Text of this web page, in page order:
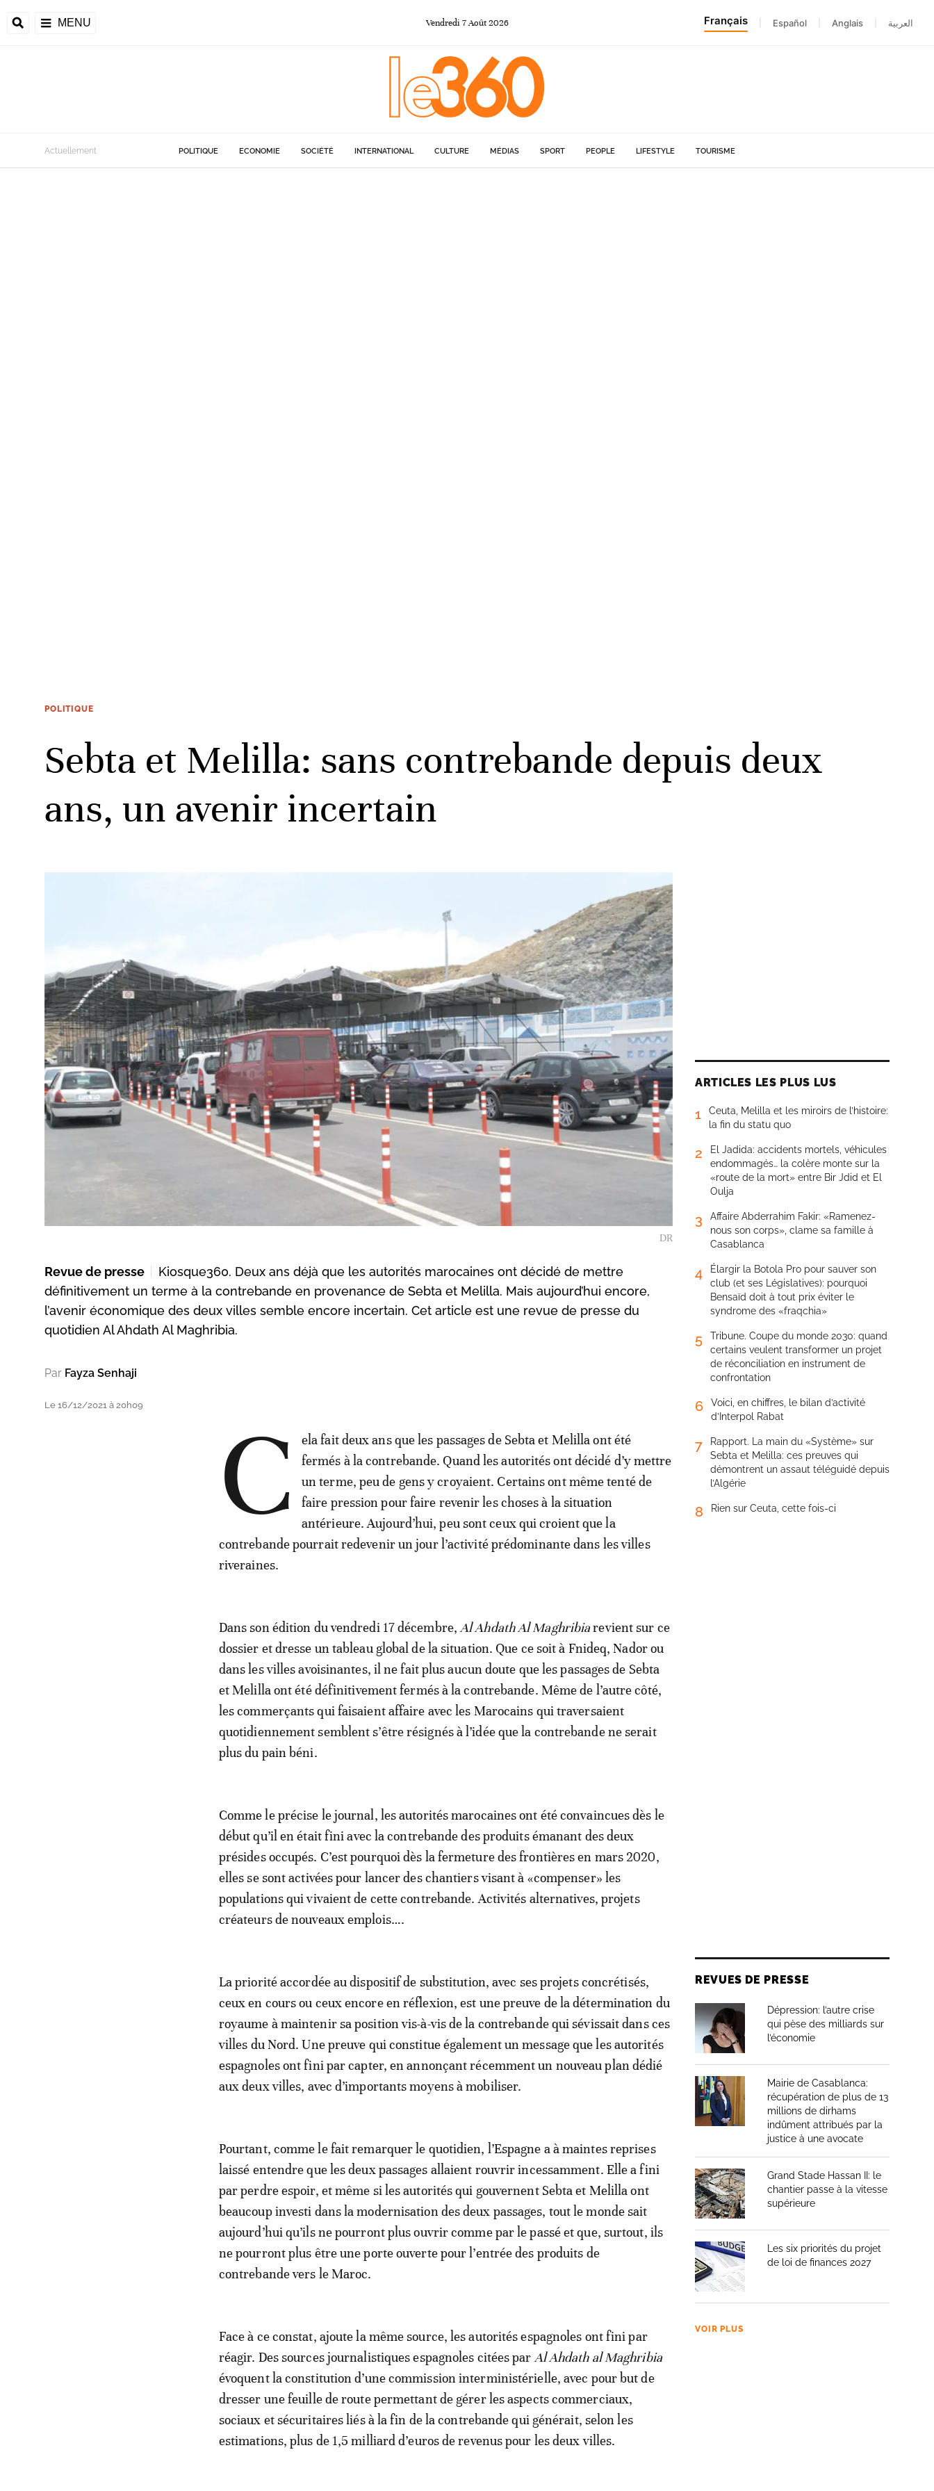
MENU Vendredi 7Août 2026 Français Español Anglais العربية
Actuellement POLITIQUE ECONOMIE SOCIÉTÉ INTERNATIONAL CULTURE MÉDIAS SPORT PEOPLE LIFESTYLE TOURISME
POLITIQUE
Sebta et Melilla: sans contrebande depuis deux
ans, un avenir incertain
DR
Revue de presse
Kiosque360. Deux ans déjà que les autorités marocaines ont décidé de mettre
définitivement un terme à la contrebande en provenance de Sebta et Melilla. Mais aujourd’hui encore,
l’avenir économique des deux villes semble encore incertain. Cet article est une revue de presse du
quotidien Al Ahdath Al Maghribia.
Par Fayza Senhaji
Le 16/12/2021 à 20h09 C
ela fait deux ans que les passages de Sebta et Melilla ont été
fermés à la contrebande. Quand les autorités ont décidé d’y mettre
un terme, peu de gens y croyaient. Certains ont même tenté de
faire pression pour faire revenir les choses à la situation
antérieure. Aujourd’hui, peu sont ceux qui croient que la
contrebande pourrait redevenir un jour l’activité prédominante dans les villes
riveraines.
Dans son édition du vendredi 17 décembre, Al Ahdath Al Maghribiarevient sur ce
dossier et dresse un tableau global de la situation. Que ce soit à Fnideq, Nador ou
dans les villes avoisinantes, il ne fait plus aucun doute que les passages de Sebta
et Melilla ont été définitivement fermés à la contrebande. Même de l’autre côté,
les commerçants qui faisaient affaire avec les Marocains qui traversaient
quotidiennement semblent s’être résignés à l’idée que la contrebande ne serait
plus du pain béni.
Comme le précise le journal, les autorités marocaines ont été convaincues dès le
début qu’il en était fini avec la contrebande des produits émanant des deux
présides occupés. C’est pourquoi dès la fermeture des frontières en mars 2020,
elles se sont activées pour lancer des chantiers visant à «compenser» les
populations qui vivaient de cette contrebande. Activités alternatives, projets
créateurs de nouveaux emplois….
La priorité accordée au dispositif de substitution, avec ses projets concrétisés,
ceux en cours ou ceux encore en réflexion, est une preuve de la détermination du
royaume à maintenir sa position vis-à-vis de la contrebande qui sévissait dans ces
villes du Nord. Une preuve qui constitue également un message que les autorités
espagnoles ont fini par capter, en annonçant récemment un nouveau plan dédié
aux deux villes, avec d’importants moyens à mobiliser.
Pourtant, comme le fait remarquer le quotidien, l’Espagne a à maintes reprises
laissé entendre que les deux passages allaient rouvrir incessamment. Elle a fini
par perdre espoir, et même si les autorités qui gouvernent Sebta et Melilla ont
beaucoup investi dans la modernisation des deux passages, tout le monde sait
aujourd’hui qu’ils ne pourront plus ouvrir comme par le passé et que, surtout, ils
ne pourront plus être une porte ouverte pour l’entrée des produits de
contrebande vers le Maroc.
Face à ce constat, ajoute la même source, les autorités espagnoles ont fini par
réagir. Des sources journalistiques espagnoles citées par Al Ahdath al Maghribia
évoquent la constitution d’une commission interministérielle, avec pour but de
dresser une feuille de route permettant de gérer les aspects commerciaux,
sociaux et sécuritaires liés à la fin de la contrebande qui générait, selon les
estimations, plus de 1,5 milliard d’euros de revenus pour les deux villes.
ARTICLES LES PLUS LUS
1
Ceuta, Melilla et les miroirs de l’histoire:
la fin du statu quo
2
El Jadida: accidents mortels, véhicules
endommagés… la colère monte sur la
«route de la mort» entre Bir Jdid et El
Oulja
3
Affaire Abderrahim Fakir: «Ramenez-
nous son corps», clame sa famille à
Casablanca
4
Élargir la Botola Pro pour sauver son
club (et ses Législatives): pourquoi
Bensaïd doit à tout prix éviter le
syndrome des «fraqchia»
5
Tribune. Coupe du monde 2030: quand
certains veulent transformer un projet
de réconciliation en instrument de
confrontation
6
Voici, en chiffres, le bilan d’activité
d’Interpol Rabat
7
Rapport. La main du «Système» sur
Sebta et Melilla: ces preuves qui
démontrent un assaut téléguidé depuis
l’Algérie
8 Rien sur Ceuta, cette fois-ci
REVUES DE PRESSE
Dépression: l’autre crise
qui pèse des milliards sur
l’économie
Mairie de Casablanca:
récupération de plus de 13
millions de dirhams
indûment attribués par la
justice à une avocate
Grand Stade Hassan II: le
chantier passe à la vitesse
supérieure
Les six priorités du projet
de loi de finances 2027
VOIR PLUS